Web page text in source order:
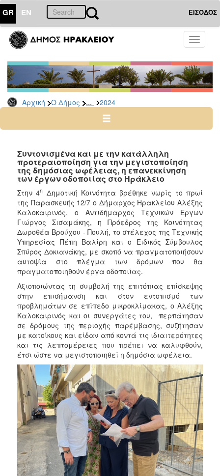
GR EN ΕΙΣΟΔΟΣ
Toggle
Αρχική Ο Δήμος ... 2024
ΔΗΜΟΣ
Δελτία
Τύπου
Αρχείο
2026
2024
2022
2021
2020
2019
2018
2017
2016
2015
2012
2011
2010
2006
ΤΟΠΟΣ
ΠΟΛΙΤΙΣΜΟΣ
ΑΝΘΕΚΤΙΚΗ
ΠΟΛΗ
Συντονισμένα και με την κατάλληλη
προτεραιοποίηση για την μεγιστοποίηση
της δημόσιας ωφέλειας, η επανεκκίνηση
των έργων οδοποιίας στο Ηράκλειο
Στην 4η Δημοτική Κοινότητα βρέθηκε νωρίς το πρωί
της Παρασκευής 12/7 ο Δήμαρχος Ηρακλείου Αλέξης
Καλοκαιρινός, ο Αντιδήμαρχος Τεχνικών Έργων
Γιώργος Σισαμάκης, η Πρόεδρος της Κοινότητας
Δωροθέα Βρούχου - Πουλή, το στέλεχος της Τεχνικής
Υπηρεσίας Πέπη Βαλίρη και ο Ειδικός Σύμβουλος
Σπύρος Δοκιανάκης, με σκοπό να πραγματοποιήσουν
αυτοψία στο πλέγμα των δρόμων που θα
πραγματοποιηθούν έργα οδοποιίας.
Αξιοποιώντας τη συμβολή της επιτόπιας επίσκεψης
στην επισήμανση και στον εντοπισμό των
προβλημάτων σε επίπεδο μικροκλίμακας, ο Αλέξης
Καλοκαιρινός και οι συνεργάτες του, περπάτησαν
σε δρόμους της περιοχής παρέμβασης, συζήτησαν
με κατοίκους και είδαν από κοντά τις ιδιαιτερότητες
και τις λεπτομέρειες που πρέπει να καλυφθούν,
έτσι ώστε να μεγιστοποιηθεί η δημόσια ωφέλεια.